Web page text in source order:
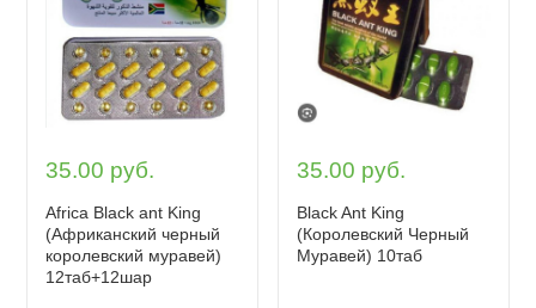
35.00 руб.
Africa Black ant King
(Африканский черный
королевский муравей)
12таб+12шар
35.00 руб.
Black Ant King
(Королевский Черный
Муравей) 10таб